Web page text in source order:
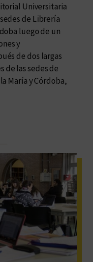
Universitaria
de Librería
luego de un
y
de dos largas
de las sedes de
María y Córdoba,